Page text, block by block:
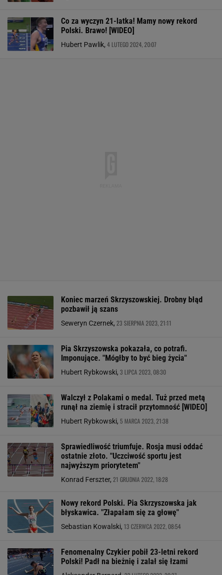
Co za wyczyn 21-latka! Mamy nowy rekord
Polski. Brawo! [WIDEO]
Hubert Pawlik, 4 LUTEGO 2024, 20:07
Koniec marzeń Skrzyszowskiej. Drobny błąd
pozbawił ją szans
Seweryn Czernek, 23 SIERPNIA 2023, 21:11
Pia Skrzyszowska pokazała, co potrafi.
Imponujące. "Mógłby to być bieg życia"
Hubert Rybkowski, 3 LIPCA 2023, 08:30
Walczył z Polakami o medal. Tuż przed metą
runął na ziemię i stracił przytomność [WIDEO]
Hubert Rybkowski, 5 MARCA 2023, 21:38
Sprawiedliwość triumfuje. Rosja musi oddać
ostatnie złoto. "Uczciwość sportu jest
najwyższym priorytetem"
Konrad Ferszter, 21 GRUDNIA 2022, 18:28
Nowy rekord Polski. Pia Skrzyszowska jak
błyskawica. "Złapałam się za głowę"
Sebastian Kowalski, 13 CZERWCA 2022, 08:54
Fenomenalny Czykier pobił 23-letni rekord
Polski! Padł na bieżnię i zalał się łzami